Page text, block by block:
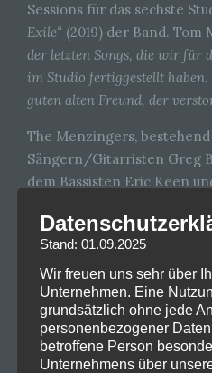
Sessions für das sechste
Exile“ (2019) der Band. Tom
der letzten Songs, die wir für
im Studio fertiggestellt haben.
guten alten Freund, der
The Menzingers, bestehend
Sängern/Gitarristen Greg
dem Bassisten Eric Keen
Heimatstadt Scranton, PA,
später nach Philadelphia
gab die Band 2012 mit „On
von Absolute Punk und
Jahres gewählt wurde. Ihr
Album „Rented World “
Times als „vollgepackt mit
Stand: 01.09.2025
Wir freuen uns sehr über
Unternehmen. Eine
grundsätzlich ohne jede
personenbezogener
betroffene Person
Unternehmens über